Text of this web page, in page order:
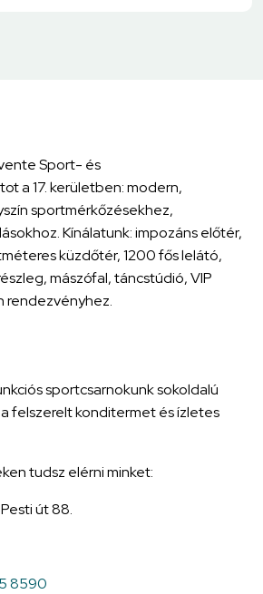
Sport- és
a 17. kerületben: modern,
sportmérkőzésekhez,
Kínálatunk: impozáns előtér,
küzdőtér, 1200 fős lelátó,
mászófal, táncstúdió, VIP
rendezvényhez.
sportcsarnokunk sokoldalú
felszerelt konditermet és ízletes
tudsz elérni minket:
út 88.
8590